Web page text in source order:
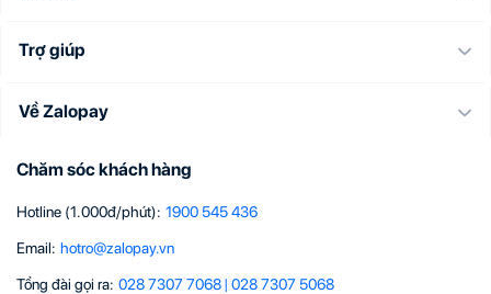
Trợ giúp
Về Zalopay
Chăm sóc khách hàng
Hotline (1.000đ/phút): 1900 545 436
Email: hotro@zalopay.vn
Tổng đài gọi ra: 028 7307 7068| 028 7307 5068